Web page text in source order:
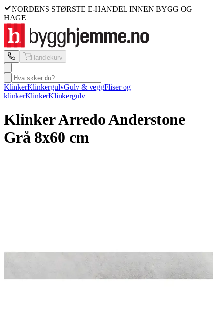
NORDENS STØRSTE E-HANDEL INNEN BYGG OG
HAGE
Handlekurv
KlinkerKlinkergulvGulv & veggFliser og
klinkerKlinkerKlinkergulv
Klinker ArredoAnderstone
Grå 8x60 cm